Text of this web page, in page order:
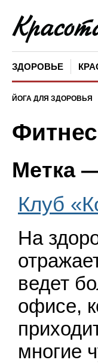
ЗДОРОВЬЕ
ЙОГА ДЛЯ ЗДОРОВЬЯ
Метка
Клуб
На
ведет
офисе,
многие